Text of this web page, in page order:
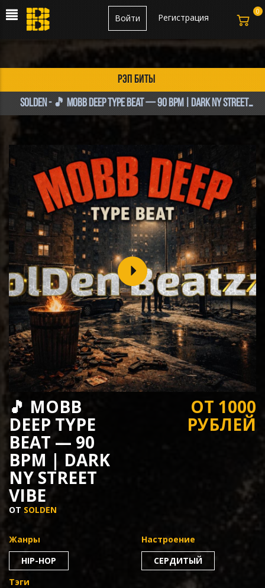
Регистрация
Войти
рэп биты
SolDen - 🎵 Mobb Deep Type Beat — 90 BPM | Dark NY Street Vibe
🎵 MOBB
DEEP TYPE
BEAT — 90
BPM | DARK
NY STREET
VIBE
ОТ SOLDEN
ОТ 1000
РУБЛЕЙ
Жанры
HIP-HOP
Настроение
СЕРДИТЫЙ
Тэги
0